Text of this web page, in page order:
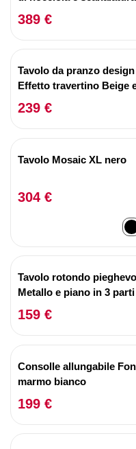
389 €
Tavolo da pranzo
Effetto travertino Beige
239 €
Tavolo Mosaic XL nero
304 €
Tavolo rotondo
Metallo e piano in 3
159 €
Consolle allungabile
marmo bianco
199 €